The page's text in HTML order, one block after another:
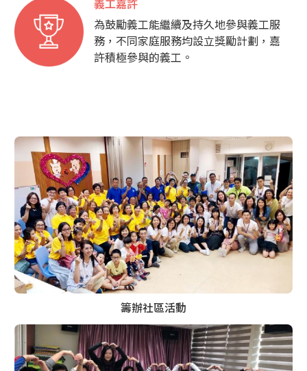
義工嘉許
為鼓勵義工能繼續及持久地參與義工服
務，不同家庭服務均設立獎勵計劃，嘉
許積極參與的義工。
籌辦社區活動